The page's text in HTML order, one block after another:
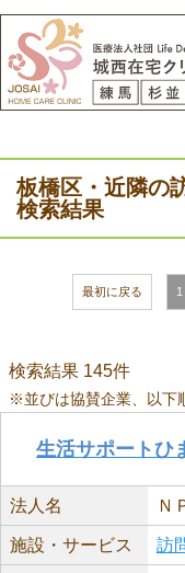
板橋区・近隣の
検索結果
最初に戻る 1
検索結果 145件
※並びは協賛企業、以下
生活サポートひ
法人名 Ｎ
施設・サービス 訪